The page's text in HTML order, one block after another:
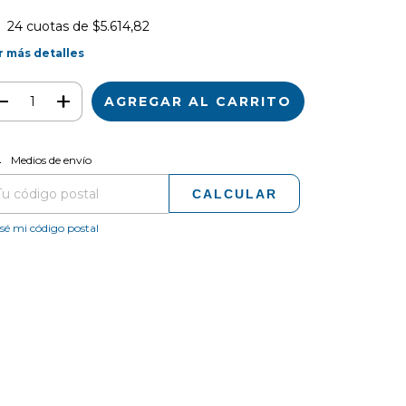
24 cuotas de $5.614,82
más detalles
para el CP:
Medios de envío
CALCULAR
mi código postal